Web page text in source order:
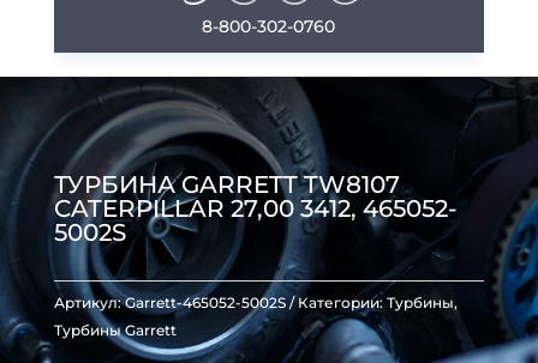
8-800-302-0760
ТУРБИНА GARRETT TW8107
CATERPILLAR 27,00 3412, 465052-
5002S
Артикул:Garrett-465052-5002S Категории: Турбины,
Турбины Garrett